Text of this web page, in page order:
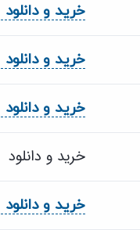
خرید و دانلود
خرید و دانلود
خرید و دانلود
خرید و دانلود
خرید و دانلود